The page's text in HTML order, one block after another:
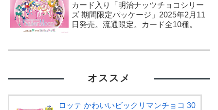
カード入り「明治ナッツチョコシリー
ズ 期間限定パッケージ」2025年2月11
日発売。流通限定。カード全10種。
オススメ
ロッテ かわいいビックリマンチョコ 30